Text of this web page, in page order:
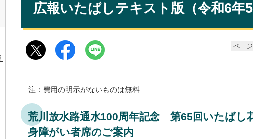
広報いたばしテキスト版（令和6年
ペー
注：費用の明示がないものは無料
荒川放水路通水100周年記念 第65回いたばし
身障がい者席のご案内